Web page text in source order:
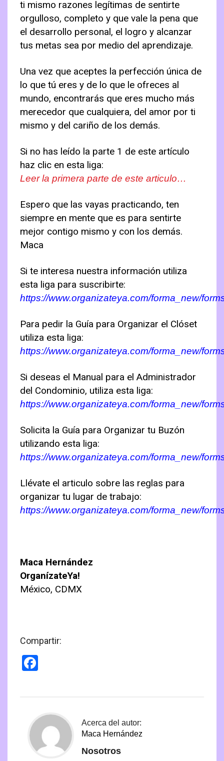
ti mismo razones legítimas de sentirte
orgulloso, completo y que vale la pena que
el desarrollo personal, el logro y alcanzar
tus metas sea por medio del aprendizaje.
Una vez que aceptes la perfección única de
lo que tú eres y de lo que le ofreces al
mundo, encontrarás que eres mucho más
merecedor que cualquiera, del amor por ti
mismo y del cariño de los demás.
Si no has leído la parte 1 de este artículo
haz clic en esta liga:
Leer la primera parte de este articulo…
Espero que las vayas practicando, ten
siempre en mente que es para sentirte
mejor contigo mismo y con los demás.
Maca
Si te interesa nuestra información utiliza
esta liga para suscribirte:
https://www.organizateya.com/forma_new/
Para pedir la Guía para Organizar el Clóset
utiliza esta liga:
https://www.organizateya.com/forma_new/
Si deseas el Manual para el Administrador
del Condominio, utiliza esta liga:
https://www.organizateya.com/forma_new/
Solicita la Guía para Organizar tu Buzón
utilizando esta liga:
https://www.organizateya.com/forma_new/
Llévate el articulo sobre las reglas para
organizar tu lugar de trabajo:
https://www.organizateya.com/forma_new/
Maca Hernández
OrganízateYa!
México, CDMX
Compartir:
Acerca del autor:
Maca Hernández
Nosotros